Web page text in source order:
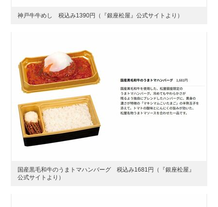
神戸牛牛めし 税込み1390円（『銀座松屋』公式サイトより）
国産黒毛和牛のうまトマハンバーグ 税込み1681円（『銀座松屋』
公式サイトより）